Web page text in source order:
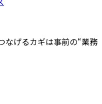
なげるカギは事前の“業務